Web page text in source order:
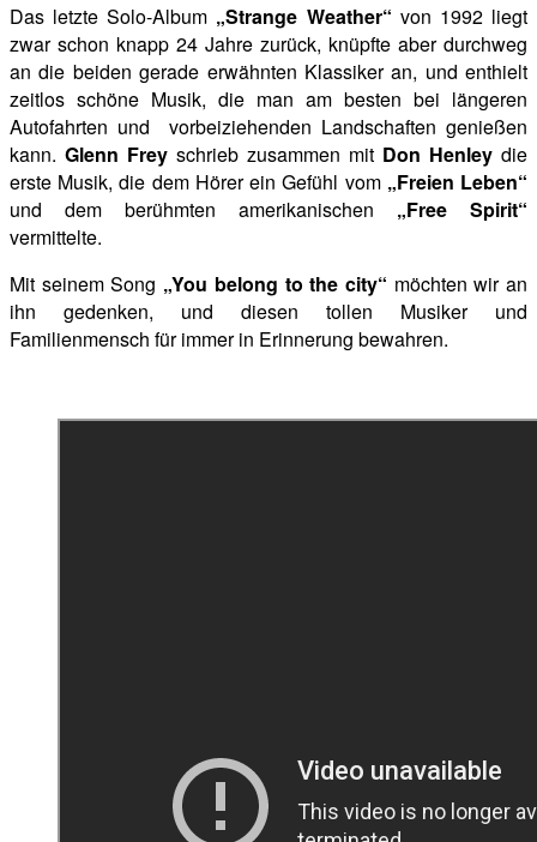
Das letzte Solo-Album „Strange Weather“ von 1992 liegt
zwar schon knapp 24 Jahre zurück, knüpfte aber durchweg
an die beiden gerade erwähnten Klassiker an, und enthielt
zeitlos schöne Musik, die man am besten bei längeren
Autofahrten und vorbeiziehenden Landschaften genießen
kann. Glenn Frey schrieb zusammen mit Don Henley die
erste Musik, die dem Hörer ein Gefühl vom „Freien Leben“
und dem berühmten amerikanischen „Free Spirit“
vermittelte.
Mit seinem Song „You belong to the city“ möchten wir an
ihn gedenken, und diesen tollen Musiker und
Familienmensch für immer in Erinnerung bewahren.